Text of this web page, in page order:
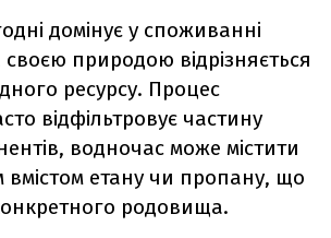
домінує у споживанні
своєю природою відрізняється
ресурсу. Процес
відфільтровує частину
водночас може містити
вмістом етану чи пропану, що
родовища.